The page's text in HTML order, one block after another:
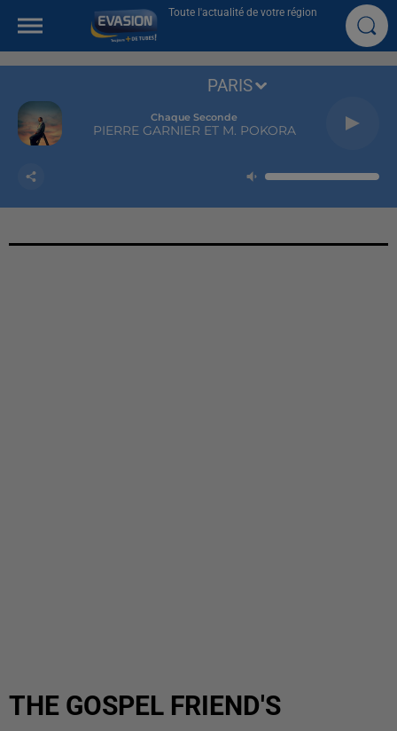
Toute l'actualité de votre région
Chaque Seconde
PIERRE GARNIER ET M. POKORA
PARIS
THE GOSPEL FRIEND'S